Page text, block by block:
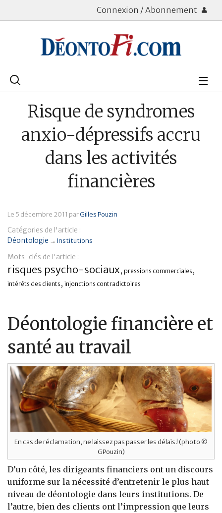
Connexion / Abonnement
Rechercher
Déontologie
Immobilier
Banque
Risque de syndromes
anxio-dépressifs accru
dans les activités
financières
Le 5 décembre 2011 parGilles Pouzin
Catégories de l'article :
Déontologie → Institutions
Mots-clés de l'article :
risques psycho-sociaux, pressions commerciales ,
intérêts des clients , injonctions contradictoires
Déontologie financière et
santé au travail
En cas de réclamation, ne laissez pas passer les délais ! (photo ©
GPouzin)
D’un côté, les dirigeants financiers ont un discours
uniforme sur la nécessité d’entretenir le plus haut
niveau de déontologie dans leurs institutions. De
l’autre, bien des clients ont l’impression que leurs